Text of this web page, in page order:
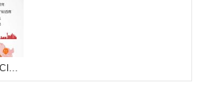
第24届中国国际宠物水族展览会（CIPS 2020） 展后报告.